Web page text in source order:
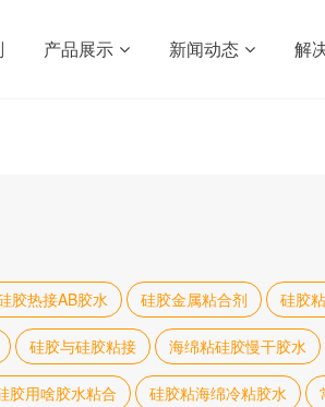
产品展示 新闻动态 解
胶热接AB胶水 硅胶金属粘合剂 硅胶
硅胶与硅胶粘接 海绵粘硅胶慢干胶水
胶用啥胶水粘合 硅胶粘海绵冷粘胶水